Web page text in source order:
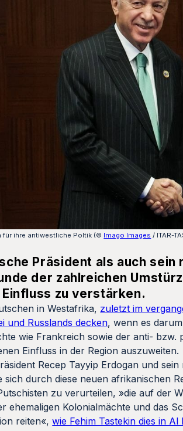
für ihre antiwestliche Poltik (© Imago Images / ITAR-
Präsident als auch
der zahlreichen
zu verstärken.
in Westafrika, zuletzt im
und Russlands decken, wenn es
wie Frankreich sowie der anti-
Einfluss in der Region auszuweiten.
Recep Tayyip Erdogan und
durch diese neuen afrikanischen
zu verurteilen, »die auf der
ehemaligen Kolonialmächte und das
reiten«,wie Fehim Tastekin dies in